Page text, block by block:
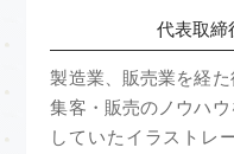
代表取
製造業、販売業を経た
集客・販売のノウハ
していたイラストレ